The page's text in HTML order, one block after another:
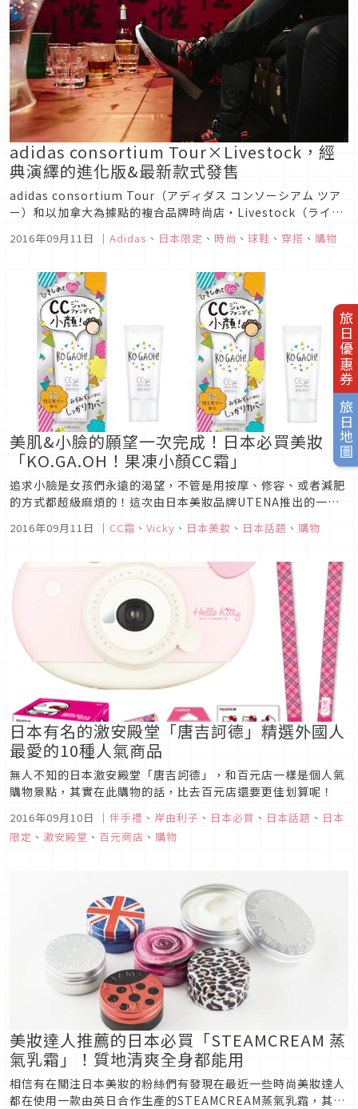
旅日優惠券
旅日地圖
adidas consortium Tour×Livestock，經
典演繹的進化版&最新款式發售
adidas consortium Tour（アディダス コンソーシアム ツア
ー）和以加拿大為據點的複合品牌時尚店・Livestock（ライブ
2016年09月11日 ｜ Adidas 、 日本限定 、 時尚 、 球鞋 、 穿搭 、 購物
美肌&小臉的願望一次完成！日本必買美妝
「KO.GA.OH！果凍小顏CC霜」
追求小臉是女孩們永遠的渴望，不管是用按摩、修容、或者減肥
的方式都超級麻煩的！這次由日本美妝品牌UTENA推出的一款
完成美肌和小臉的願望！然而並不是一擦臉就可以馬上變小這麼
聽！
2016年09月11日 ｜ CC霜 、 Vicky 、 日本美妝 、 日本話題 、 購物
日本有名的激安殿堂「唐吉訶德」精選外國人
最愛的10種人氣商品
無人不知的日本激安殿堂「唐吉訶德」，和百元店一樣是個人氣
購物景點，其實在此購物的話，比去百元店還要更佳划算呢！
2016年09月10日 ｜ 伴手禮 、 岸由利子 、 日本必買 、 日本話題 、 日本
限定 、 激安殿堂 、 百元商店 、 購物
美妝達人推薦的日本必買「STEAMCREAM 蒸
氣乳霜」！質地清爽全身都能用
相信有在關注日本美妝的粉絲們有發現在最近一些時尚美妝達人
都在使用一款由英日合作生產的STEAMCREAM蒸氣乳霜，其實